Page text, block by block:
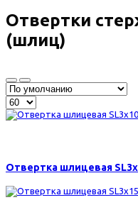
Отвертки
(шлиц)
Отвертка шлицевая